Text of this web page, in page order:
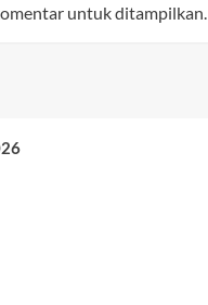
untuk ditampilkan.